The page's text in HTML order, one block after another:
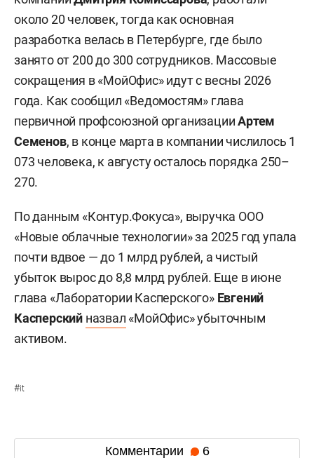
около 20 человек, тогда как основная
разработка велась в Петербурге, где было
занято от 200 до 300 сотрудников. Массовые
сокращения в «МойОфис» идут с весны 2026
года. Как сообщил «Ведомостям» глава
первичной профсоюзной организацииАртем
Семенов, в конце марта в компании числилось 1
073 человека, к августу осталось порядка 250–
270.
По данным «Контур.Фокуса», выручка ООО
«Новые облачные технологии» за 2025 год упала
почти вдвое — до 1 млрд рублей, а чистый
убыток вырос до 8,8 млрд рублей. Еще в июне
глава «Лаборатории Касперского» Евгений
Касперский назвал «МойОфис» убыточным
активом.
#it
Комментарии 6